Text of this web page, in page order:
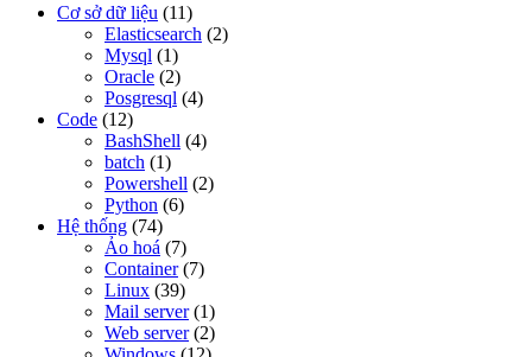
Cơ sở dữ liệu (11)
Elasticsearch (2)
Mysql (1)
Oracle (2)
Posgresql (4)
Code (12)
BashShell (4)
batch (1)
Powershell (2)
Python (6)
Hệ thống (74)
Ảo hoá (7)
Container(7)
Linux (39)
Mail server(1)
Web server(2)